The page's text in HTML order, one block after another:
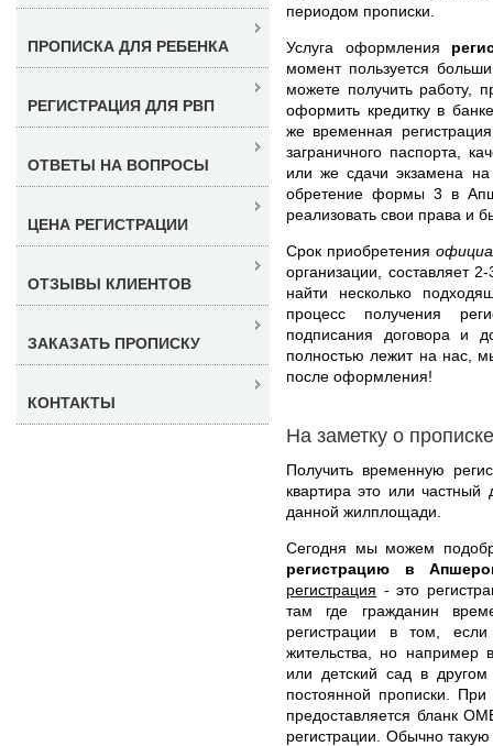
периодом прописки.
Услуга оформления
момент пользуется
можете получить работу,
оформить кредитку в
же временная
заграничного паспорта,
или же сдачи экзамена
обретение формы 3 в
реализовать свои права и
Срок приобретения
организации, составляет
найти несколько
процесс получения
подписания договора и
полностью лежит на нас,
после оформления!
На заметку о прописке
Получить временную
квартира это или частный
данной жилплощади.
Сегодня мы можем
регистрацию в
регистрация - это
там где гражданин
регистрации в том,
жительства, но например
или детский сад в
постоянной прописки.
предоставляется бланк
регистрации. Обычно
ПРОПИСКА ДЛЯ РЕБЕНКА
РЕГИСТРАЦИЯ ДЛЯ РВП
ОТВЕТЫ НА ВОПРОСЫ
ЦЕНА РЕГИСТРАЦИИ
ОТЗЫВЫ КЛИЕНТОВ
ЗАКАЗАТЬ ПРОПИСКУ
КОНТАКТЫ